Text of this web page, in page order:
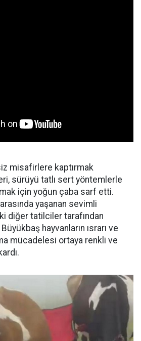
misafirlere kaptırmak
sürüyü tatlı sert yöntemlerle
için yoğun çaba sarf etti.
yaşanan sevimli
diğer tatilciler tarafından
hayvanların ısrarı ve
mücadelesi ortaya renkli ve